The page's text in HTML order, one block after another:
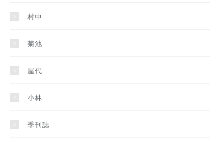
村中
菊池
屋代
小林
季刊誌